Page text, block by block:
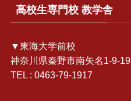
高校生専門校 教学舎
▼東海大学前校
神奈川県秦野市南矢名1-9-19
TEL : 0463-79-1917